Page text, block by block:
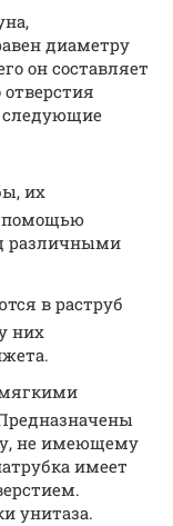
диаметру
он составляет
следующие
их
помощью
различными
в раструб
них
не имеющему
имеет
унитаза.